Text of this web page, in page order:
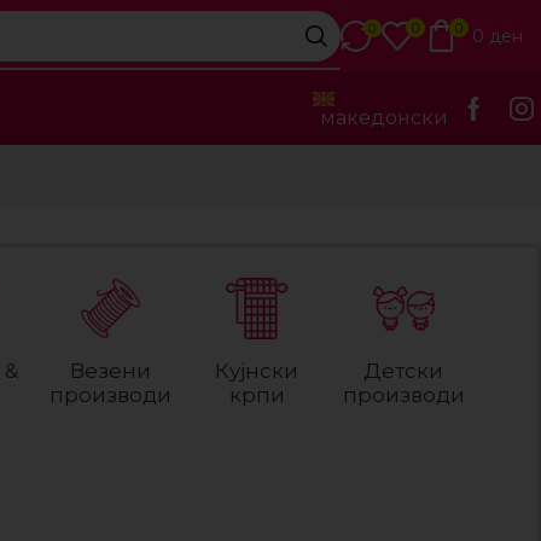
0 0 0 0 ден
македонски
Везени
производи
Кујнски
крпи
Детски
производи